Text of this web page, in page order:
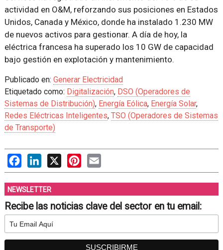
actividad en O&M, reforzando sus posiciones en Estados
Unidos, Canada y México, donde ha instalado 1.230 MW
de nuevos activos para gestionar. A día de hoy, la
eléctrica francesa ha superado los 10 GW de capacidad
bajo gestión en explotación y mantenimiento.
Publicado en: Generar Electricidad
Etiquetado como: Digitalización, DSO (Operadores de
Sistemas de Distribución), Energía Eólica, Energía Solar,
Redes Eléctricas Inteligentes, TSO (Operadores de Sistemas
de Transporte)
FacebookLinkedIn
X PinterestEmail
NEWSLETTER
Recibe las noticias clave del sector en tu email: